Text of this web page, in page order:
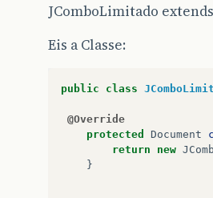
JComboLimitado
Eis a Classe:
public class
@Override
protected
Document
return
new
}